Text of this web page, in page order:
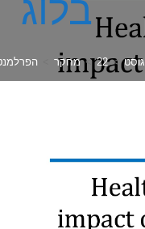
בלוג
> מחקר > הפרלמנט